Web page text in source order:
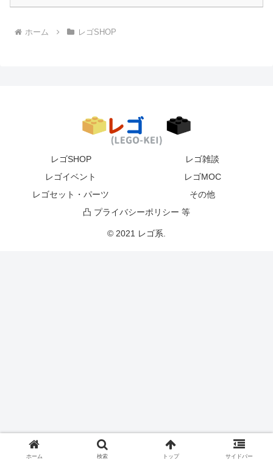
ホーム レゴSHOP
レゴSHOP
レゴ雑談
レゴイベント
レゴMOC
レゴセット・パーツ
その他
凸 プライバシーポリシー 等
© 2021 レゴ系.
ホーム 検索 トップ サイドバー